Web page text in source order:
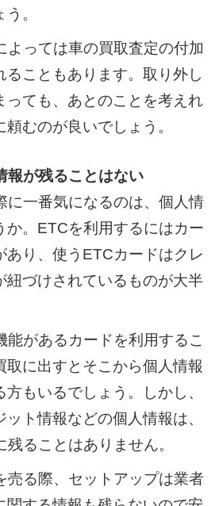
。
よっては車の買取査定の付加
ることもあります。取り外し
っても、あとのことを考えれ
むのが良いでしょう。
報が残ることはない
に一番気になるのは、個人情
か。ETCを利用するにはカー
あり、使うETCカードはクレ
紐づけされているものが大半
能があるカードを利用するこ
取に出すとそこから個人情報
もいるでしょう。しかし、
ト情報などの個人情報は、
ることはありません。
売る際、セットアップは業者